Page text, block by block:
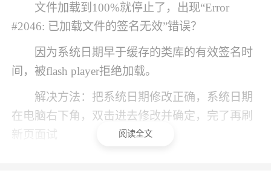
文件加载到100%就停止了，出现“Error
#2046: 已加载文件的签名无效”错误？
因为系统日期早于缓存的类库的有效签名时
间，被flash player拒绝加载。
解决方法：把系统日期修改正确，系统日期
在电脑右下角，双击进去修改并确定，完了再刷
新页面试
阅读全文